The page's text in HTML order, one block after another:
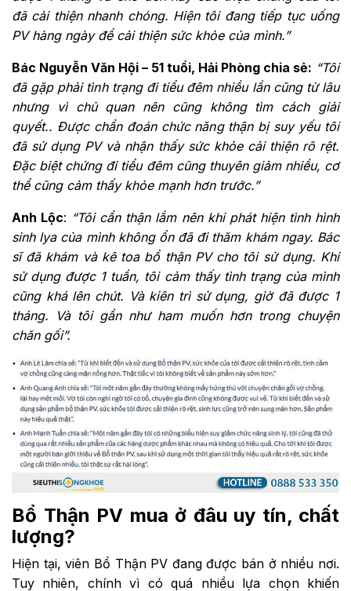
đã cải thiện nhanh chóng. Hiện tôi đang tiếp tục uống
PV hàng ngày để cải thiện sức khỏe của mình.”
Bác Nguyễn Văn Hội – 51 tuổi, Hải Phòng chia sẻ: “Tôi
đã gặp phải tình trạng đi tiểu đêm nhiều lần cũng từ lâu
nhưng vì chủ quan nên cũng không tìm cách giải
quyết.. Được chẩn đoán chức năng thận bị suy yếu tôi
đã sử dụng PV và nhận thấy sức khỏe cải thiện rõ rệt.
Đặc biệt chứng đi tiểu đêm cũng thuyên giảm nhiều, cơ
thể cũng cảm thấy khỏe mạnh hơn trước.”
Anh Lộc: “Tôi cẩn thận lắm nên khi phát hiện tình hình
sinh lya của mình không ổn đã đi thăm khám ngay. Bác
sĩ đã khám và kê toa bổ thận PV cho tôi sử dụng. Khi
sử dụng được 1 tuần, tôi cảm thấy tình trạng của mình
cũng khá lên chút. Và kiên trì sử dụng, giờ đã được 1
tháng. Và tôi gần như ham muốn hơn trong chuyện
chăn gối”.
Bổ Thận PV mua ở đâu uy tín, chất
lượng?
Hiện tại, viên Bổ Thận PV đang được bán ở nhiều nơi.
Tuy nhiên, chính vì có quá nhiều lựa chọn khiến